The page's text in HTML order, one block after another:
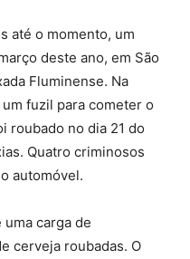
até o momento, um
deste ano, em São
Fluminense. Na
fuzil para cometer o
roubado no dia 21 do
Quatro criminosos
automóvel.
carga de
cerveja roubadas. O